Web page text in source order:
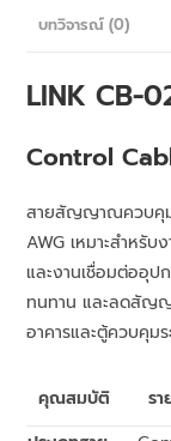
บทวิจารณ์ (0)
LINK CB-
Control
สายสัญญาณควบคุม
AWG เหมาะสำหรั
และงานเชื่อมต่ออุ
ทนทาน และลดสัญญ
อาคารและตู้ควบคุม
คุณสมบัติ
รา